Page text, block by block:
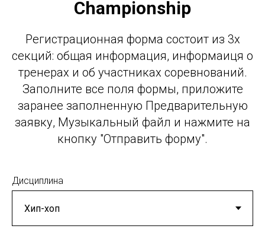
Championship
Регистрационная форма состоит из 3х
секций: общая информация, информаиця о
тренерах и об участниках соревнований.
Заполните все поля формы, приложите
заранее заполненную Предварительную
заявку, Музыкальный файл и нажмите на
кнопку "Отправить форму".
Дисциплина